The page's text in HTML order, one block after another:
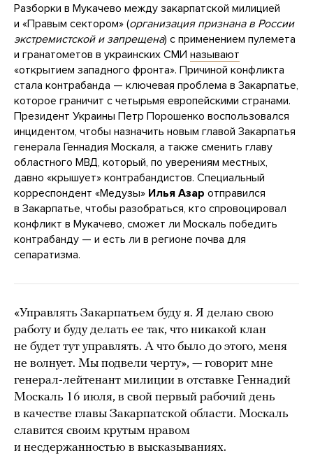
Разборки в Мукачево между закарпатской милицией
и «Правым сектором» (организация признана в России
экстремистской и запрещена) с применением пулемета
и гранатометов в украинских СМИ называют
«открытием западного фронта». Причиной конфликта
стала контрабанда — ключевая проблема в Закарпатье,
которое граничит с четырьмя европейскими странами.
Президент Украины Петр Порошенко воспользовался
инцидентом, чтобы назначить новым главой Закарпатья
генерала Геннадия Москаля, а также сменить главу
областного МВД, который, по уверениям местных,
давно «крышует» контрабандистов. Специальный
корреспондент «Медузы» Илья Азар отправился
в Закарпатье, чтобы разобраться, кто спровоцировал
конфликт в Мукачево, сможет ли Москаль победить
контрабанду — и есть ли в регионе почва для
сепаратизма.
«Управлять Закарпатьем буду я. Я делаю свою
работу и буду делать ее так, что никакой клан
не будет тут управлять. А что было до этого, меня
не волнует. Мы подвели черту», — говорит мне
генерал-лейтенант милиции в отставке Геннадий
Москаль 16 июля, в свой первый рабочий день
в качестве главы Закарпатской области. Москаль
славится своим крутым нравом
и несдержанностью в высказываниях.